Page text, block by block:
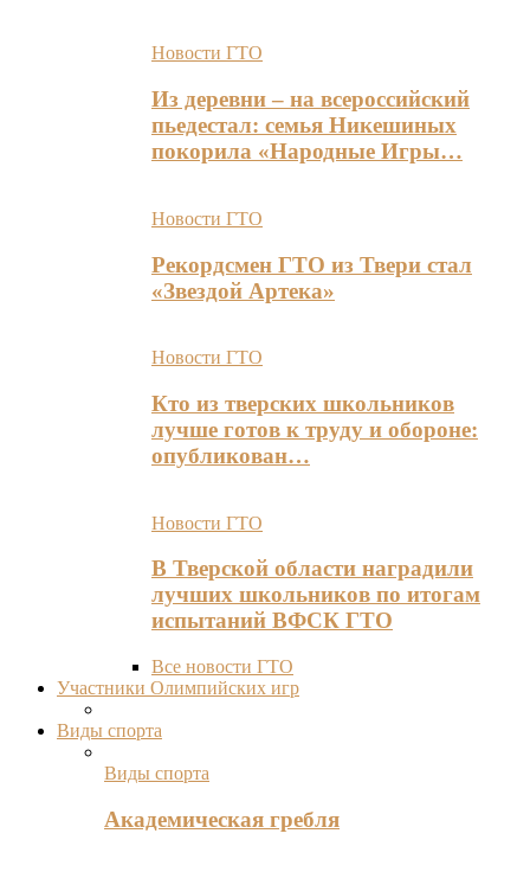
Новости ГТО
Из деревни – на всероссийский
пьедестал: семья Никешиных
покорила «Народные Игры…
Новости ГТО
Рекордсмен ГТО из Твери стал
«Звездой Артека»
Новости ГТО
Кто из тверских школьников
лучше готов к труду и обороне:
опубликован…
Новости ГТО
В Тверской области наградили
лучших школьников по итогам
испытаний ВФСК ГТО
Все новости ГТО
Участники Олимпийских игр
Виды спорта
Виды спорта
Академическая гребля